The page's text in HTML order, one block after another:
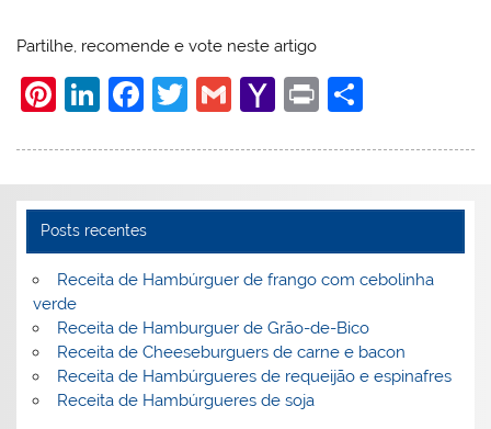
Partilhe, recomende e vote neste artigo
Pi
er
e
st
Li
k
e
dI
n
F
c
e
b
o
k
T
itt
er
G
ai
l
Y
h
o
M
l
Pr
t
ar
e
Posts recentes
Receita de Hambúrguer de frango com cebolinha
verde
Receita de Hamburguer de Grão-de-Bico
Receita de Cheeseburguers de carne e bacon
Receita de Hambúrgueres de requeijão e espinafres
Receita de Hambúrgueres de soja